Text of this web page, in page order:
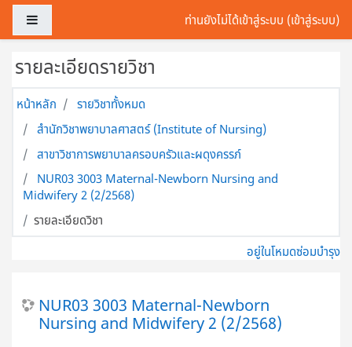
ข้ามไปที่เนื้อหาหลัก
ท่านยังไม่ได้เข้าสู่ระบบ (เข้าสู่ระบบ)
รายละเอียดรายวิชา
หน้าหลัก
รายวิชาทั้งหมด
สำนักวิชาพยาบาลศาสตร์ (Institute of Nursing)
สาขาวิชาการพยาบาลครอบครัวและผดุงครรภ์
NUR03 3003 Maternal-Newborn Nursing and
Midwifery 2 (2/2568)
รายละเอียดวิชา
อยู่ในโหมดซ่อมบำรุง
NUR03 3003 Maternal-Newborn
Nursing and Midwifery 2 (2/2568)